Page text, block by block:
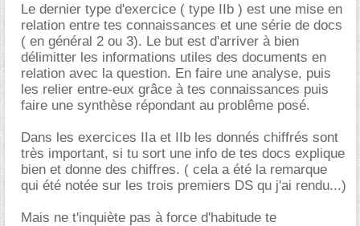
Le dernier type d'exercice ( type IIb ) est une mise en
relation entre tes connaissances et une série de docs
( en général 2 ou 3). Le but est d'arriver à bien
délimitter les informations utiles des documents en
relation avec la question. En faire une analyse, puis
les relier entre-eux grâce à tes connaissances puis
faire une synthèse répondant au problême posé.
Dans les exercices IIa et IIb les donnés chiffrés sont
très important, si tu sort une info de tes docs explique
bien et donne des chiffres. ( cela a été la remarque
qui été notée sur les trois premiers DS qu j'ai rendu...)
Mais ne t'inquiète pas à force d'habitude te